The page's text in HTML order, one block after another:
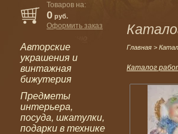
Товаров на:
0 руб.
Оформить заказ
Авторские
украшения и
винтажная
бижутерия
Предметы
интерьера,
посуда, шкатулки,
подарки в технике
Главная >
Каталог